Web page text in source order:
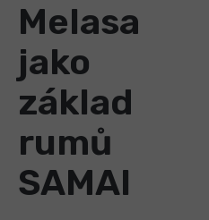
Melasa
jako
základ
rumů
SAMAI